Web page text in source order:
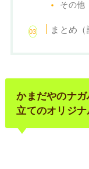
その他
まとめ（
かまだやのナ
立てのオリジ